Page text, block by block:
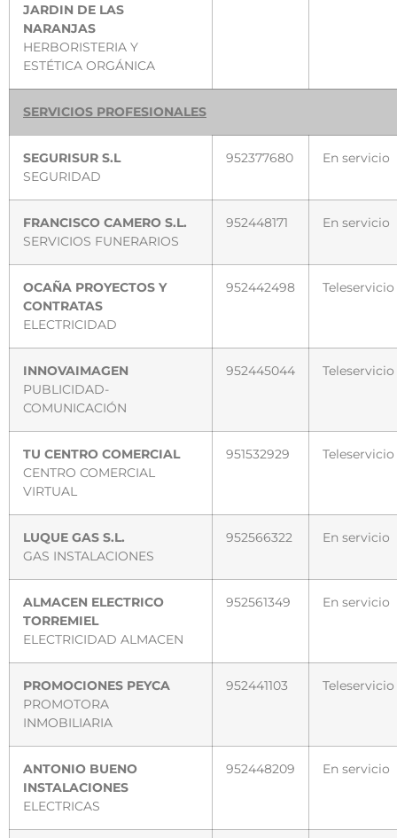
JARDIN DE LAS
NARANJAS
HERBORISTERIA Y
ESTÉTICA ORGÁNICA
SERVICIOS PROFESIONALES
SEGURISUR S.L
SEGURIDAD
952377680 En servicio
FRANCISCO CAMERO S.L.
SERVICIOS FUNERARIOS
952448171 En servicio
OCAÑA PROYECTOS Y
CONTRATAS
ELECTRICIDAD
952442498 Teleservicio
INNOVAIMAGEN
PUBLICIDAD-
COMUNICACIÓN
952445044 Teleservicio
TU CENTRO COMERCIAL
CENTRO COMERCIAL
VIRTUAL
951532929 Teleservicio
LUQUE GAS S.L.
GAS INSTALACIONES
952566322 En servicio
ALMACEN ELECTRICO
TORREMIEL
ELECTRICIDAD ALMACEN
952561349 En servicio
PROMOCIONES PEYCA
PROMOTORA
INMOBILIARIA
952441103 Teleservicio
ANTONIO BUENO
INSTALACIONES
ELECTRICAS
952448209 En servicio